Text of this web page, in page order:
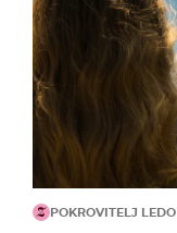
POKROVITELJ LEDO